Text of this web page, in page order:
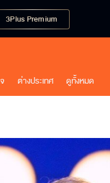
3Plus Premium
ต่างประเทศ ดูทั้งหมด